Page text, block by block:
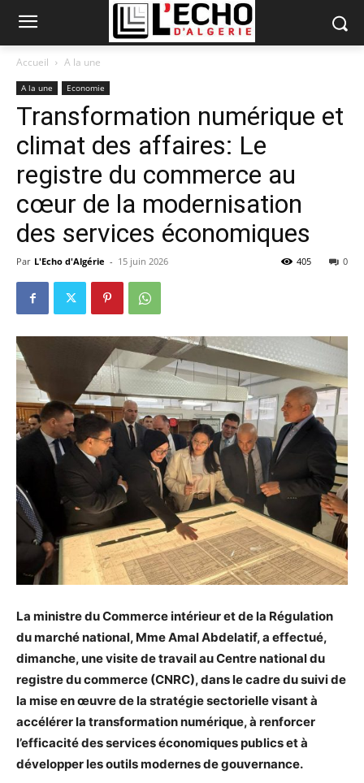
Accueil A la une
A la une Economie
Transformation numérique et
climat des affaires: Le
registre du commerce au
cœur de la modernisation
des services économiques
Par L'Echo d'Algérie - 15 juin 2026 0
405
La ministre du Commerce intérieur et de la Régulation
du marché national, Mme Amal Abdelatif, a effectué,
dimanche, une visite de travail au Centre national du
registre du commerce (CNRC), dans le cadre du suivi de
la mise en œuvre de la stratégie sectorielle visant à
accélérer la transformation numérique, à renforcer
l’efficacité des services économiques publics et à
développer les outils modernes de gouvernance.